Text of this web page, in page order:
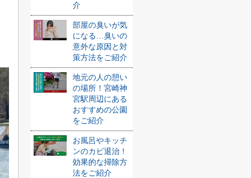
介
部屋の臭いが気
になる…臭いの
意外な原因と対
策方法をご紹介
地元の人の憩い
の場所！宮崎神
宮駅周辺にある
おすすめの公園
をご紹介
お風呂やキッチ
ンのカビ退治！
効果的な掃除方
法をご紹介